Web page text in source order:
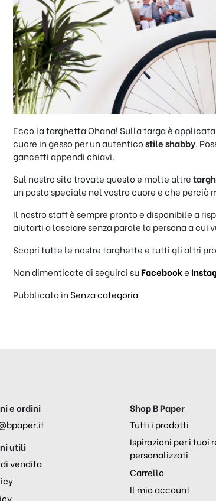
Ecco la targhetta Ohana! Sulla targa è
cuore in gesso per un autenticostile shabby.
gancetti appendi chiavi.
Sul nostro sito trovate questo e molte altre
un posto speciale nel vostro cuore e che
Il nostro staff è sempre pronto e disponibile a
aiutarti a lasciare senza parole la persona a cui
Scopri tutte le nostre targhette e tutti gli altri
Non dimenticate di seguirci suFacebooke
Pubblicato inSenza categoria
e ordini
utili
vendita
Shop B Paper
Tutti i prodotti
Ispirazioni per i tuoi
personalizzati
Carrello
Il mio account